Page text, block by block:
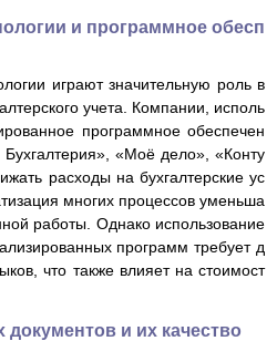
и программное обесп
играют значительную роль в
учета. Компании, исполь
программное обеспечен
«Моё дело», «Конту
расходы на бухгалтерские ус
многих процессов уменьша
работы. Однако использование
программ требует д
что также влияет на стоимост
и их качество